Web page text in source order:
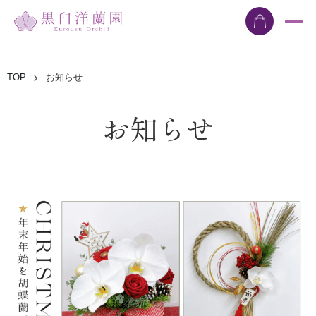
TOP お知らせ
お知らせ